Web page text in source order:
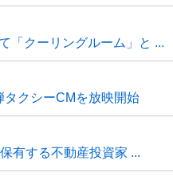
「クーリングルーム」と ...
クシーCMを放映開始
有する不動産投資家 ...